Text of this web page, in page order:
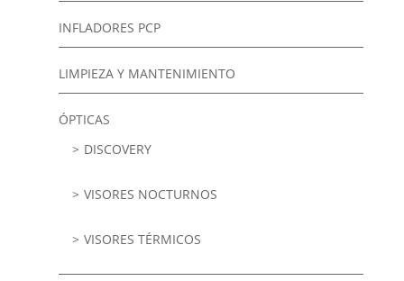
INFLADORES PCP
LIMPIEZA Y MANTENIMIENTO
ÓPTICAS
DISCOVERY
VISORES NOCTURNOS
VISORES TÉRMICOS